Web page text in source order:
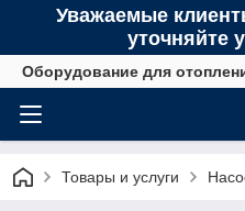
Уважаемые
уточняйте
Оборудование для
Товары и услуги